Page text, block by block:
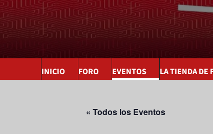
INICIO FORO EVENTOS LA TIENDA DE
« Todos los Eventos